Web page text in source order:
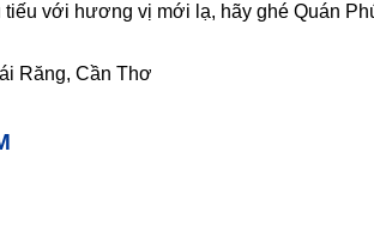
tiếu với hương vị mới lạ, hãy ghé Quán
Răng, Cần Thơ